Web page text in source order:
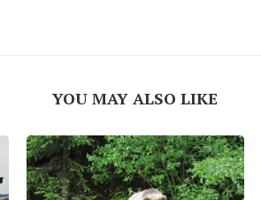
YOU MAY ALSO LIKE